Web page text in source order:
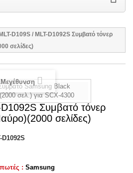
MLT-D109S / MLT-D1092S Συμβατό τόνερ
σελίδες)
Μεγέθυνση
Συμβατό τόνερ
σελίδες)
D1092S
: Samsung